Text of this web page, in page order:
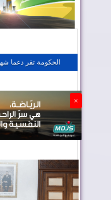
الحكومة تقر دعما شهريا بـ500
×